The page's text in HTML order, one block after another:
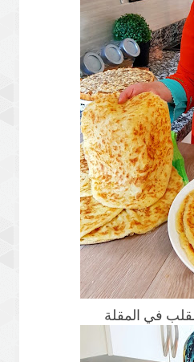
في المقلة